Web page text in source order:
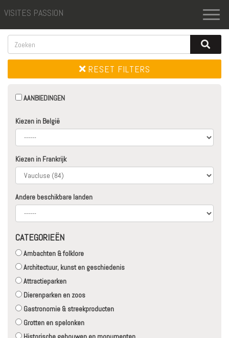
VISITES PASSION
RESET FILTERS
AANBIEDINGEN
Kiezen in België
Kiezen in Frankrijk
Andere beschikbare landen
CATEGORIEËN
Ambachten & folklore
Architectuur, kunst en geschiedenis
Attractieparken
Dierenparken en zoos
Gastronomie & streekproducten
Grotten en spelonken